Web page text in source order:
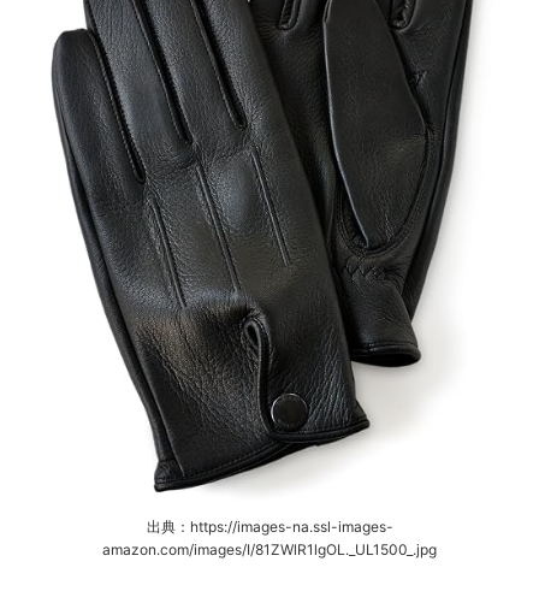
出典：https://images-na.ssl-images-
amazon.com/images/I/81ZWlR1lgOL._UL1500_.jpg